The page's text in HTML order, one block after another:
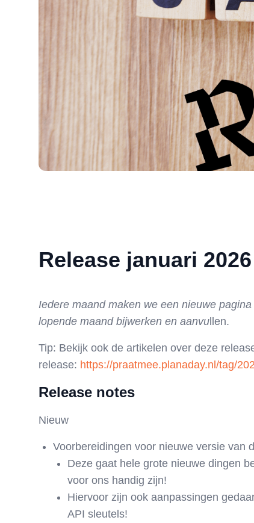
Release januari 2026
Iedere maand maken we een nieuwe
lopende maand bijwerken en aanvu llen.
Tip: Bekijk ook de artikelen over deze
release: https://praatmee.planaday.nl/tag/
Release notes
Nieuw
Voorbereidingen voor nieuwe versie van
Deze gaat hele grote nieuwe dingen
voor ons handig zijn!
Hiervoor zijn ook aanpassingen
API sleutels!